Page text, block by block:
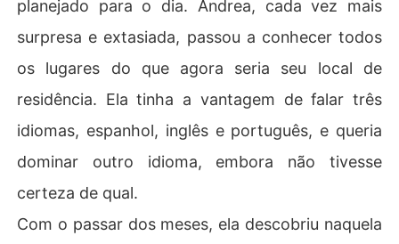
planejado para o dia. Andrea, cada vez mais
surpresa e extasiada, passou a conhecer todos
os lugares do que agora seria seu local de
residência. Ela tinha a vantagem de falar três
idiomas, espanhol, inglês e português, e queria
dominar outro idioma, embora não tivesse
certeza de qual.
Com o passar dos meses, ela descobriu naquela